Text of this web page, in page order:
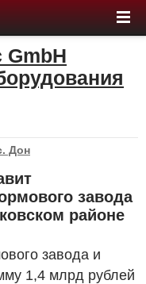
GmbH
Дон
завода
районе
завода и
1,4 млрд рублей